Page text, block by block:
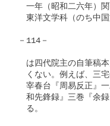
一年（昭和二六年）
東洋文学科（のち中
－114－
は四代院主の自筆稿
くない。例えば、三
宰春台『周易反正』
和先鋒録』三巻『余
る。　　　　　　　